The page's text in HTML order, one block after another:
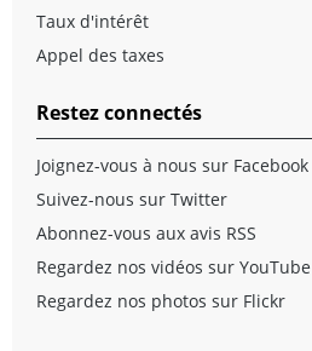
Taux d'intérêt
Appel des taxes
Restez connectés
Joignez-vous à nous sur Facebook
Suivez-nous sur Twitter
Abonnez-vous aux avis RSS
Regardez nos vidéos sur YouTube
Regardez nos photos sur Flickr